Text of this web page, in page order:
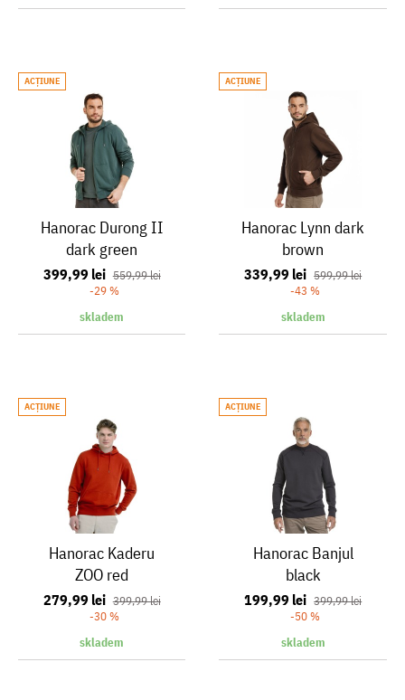
ACŢIUNE
Hanorac Durong II
dark green
399,99 lei 559,99 lei
-29 %
skladem
ACŢIUNE
Hanorac Lynn dark
brown
339,99 lei 599,99 lei
-43 %
skladem
ACŢIUNE
Hanorac Kaderu
ZOO red
279,99 lei 399,99 lei
-30 %
skladem
ACŢIUNE
Hanorac Banjul
black
199,99 lei 399,99 lei
-50 %
skladem